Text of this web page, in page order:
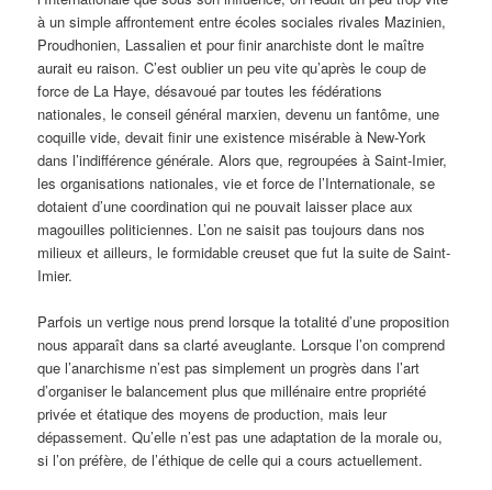
à un simple affrontement entre écoles sociales rivales Mazinien,
Proudhonien, Lassalien et pour finir anarchiste dont le maître
aurait eu raison. C’est oublier un peu vite qu’après le coup de
force de La Haye, désavoué par toutes les fédérations
nationales, le conseil général marxien, devenu un fantôme, une
coquille vide, devait finir une existence misérable à New-York
dans l’indifférence générale. Alors que, regroupées à Saint-Imier,
les organisations nationales, vie et force de l’Internationale, se
dotaient d’une coordination qui ne pouvait laisser place aux
magouilles politiciennes. L’on ne saisit pas toujours dans nos
milieux et ailleurs, le formidable creuset que fut la suite de Saint-
Imier.
Parfois un vertige nous prend lorsque la totalité d’une proposition
nous apparaît dans sa clarté aveuglante. Lorsque l’on comprend
que l’anarchisme n’est pas simplement un progrès dans l’art
d’organiser le balancement plus que millénaire entre propriété
privée et étatique des moyens de production, mais leur
dépassement. Qu’elle n’est pas une adaptation de la morale ou,
si l’on préfère, de l’éthique de celle qui a cours actuellement.